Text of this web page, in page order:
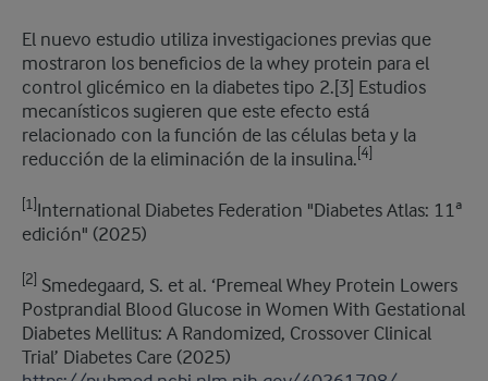
El nuevo estudio utiliza investigaciones previas que
mostraron los beneficios de la whey protein para el
control glicémico en la diabetes tipo 2.[3] Estudios
mecanísticos sugieren que este efecto está
relacionado con la función de las células beta y la
reducción de la eliminación de la insulina. [4]
[1]
International Diabetes Federation "Diabetes Atlas: 11ª
edición" (2025)
[2]
Smedegaard, S. et al. ‘Premeal Whey Protein Lowers
Postprandial Blood Glucose in Women With Gestational
Diabetes Mellitus: A Randomized, Crossover Clinical
Trial’ Diabetes Care (2025)